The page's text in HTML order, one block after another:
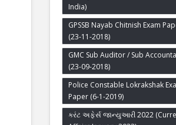
India)
GPSSB Nayab Chitnish Exam
(23-11-2018)
GMC Sub Auditor / Sub
(23-09-2018)
Police Constable Lokrakshak
Paper (6-1-2019)
કરંટ અફેર્સ જાન્યુઆરી 2022